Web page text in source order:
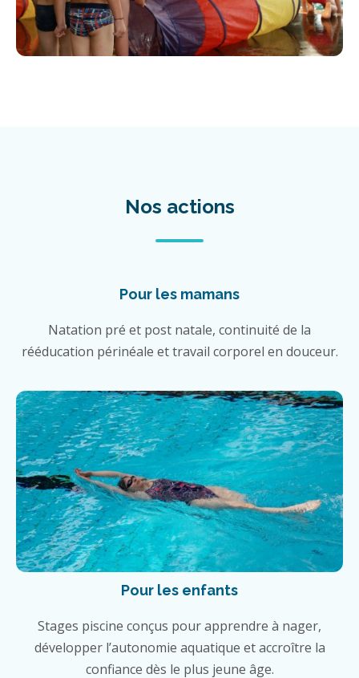
Nos actions
Pour les mamans
Natation pré et post natale, continuité de la
rééducation périnéale et travail corporel en douceur.
Pour les enfants
Stages piscine conçus pour apprendre à nager,
développer l’autonomie aquatique et accroître la
confiance dès le plus jeune âge.